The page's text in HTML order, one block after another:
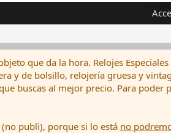
que da la hora. Relojes
y de bolsillo, relojería gruesa y
buscas al mejor precio. Para poder
publi), porque si lo está no